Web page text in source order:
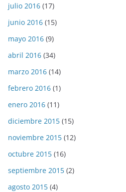
julio 2016 (17)
junio 2016 (15)
mayo 2016 (9)
abril 2016 (34)
marzo 2016 (14)
febrero 2016 (1)
enero 2016 (11)
diciembre 2015 (15)
noviembre 2015 (12)
octubre 2015 (16)
septiembre 2015 (2)
agosto 2015 (4)